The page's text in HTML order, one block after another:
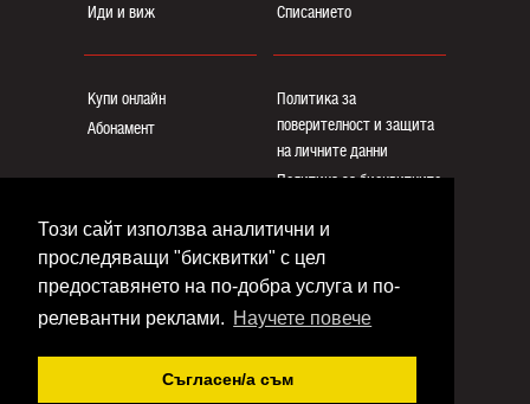
Този сайт използва аналитични и
проследяващи "бисквитки" с цел
предоставянето на по-добра услуга и по-
релевантни реклами. Научете повече
Съгласен/a съм
Иди и виж
Списанието
Купи онлайн
Абонамент
Политика за
поверителност и защита
на личните данни
Политика за бисквитките
Общи условия
Контакти